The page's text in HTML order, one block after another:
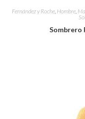
Fernández y Roche, Hombre,
Sombrero